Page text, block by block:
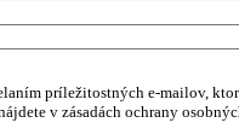
príležitostných e-mailov,
v zásadách ochrany